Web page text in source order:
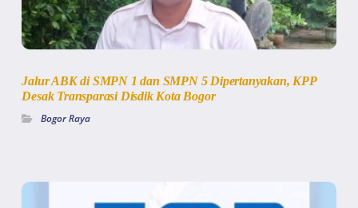
Jalur ABK di SMPN 1 dan SMPN 5 Dipertanyakan, KPP
Desak Transparasi Disdik Kota Bogor
Bogor Raya